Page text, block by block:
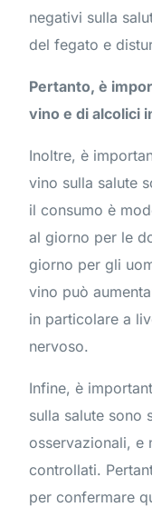
negativi sulla
del fegato e
Pertanto, è
vino e di alcolici
Inoltre, è
vino sulla salute
il consumo è
al giorno per le
giorno per gli
vino può
in particolare a
nervoso.
Infine, è
sulla salute sono
osservazionali, e
controllati.
per confermare